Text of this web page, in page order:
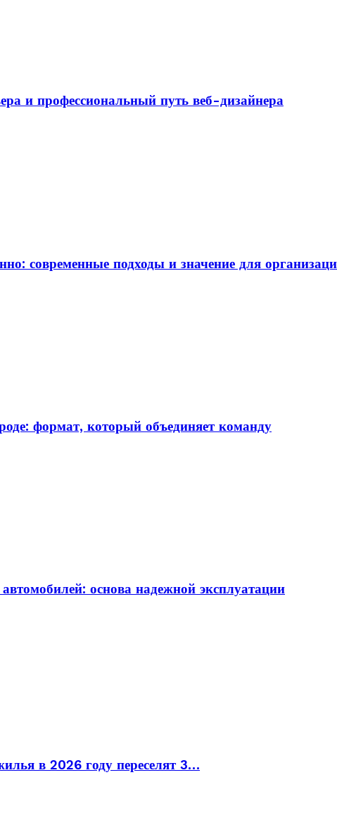
и профессиональный путь веб-дизайнера
современные подходы и значение для
формат, который объединяет команду
основа надежной эксплуатации
в 2026 году переселят 3…